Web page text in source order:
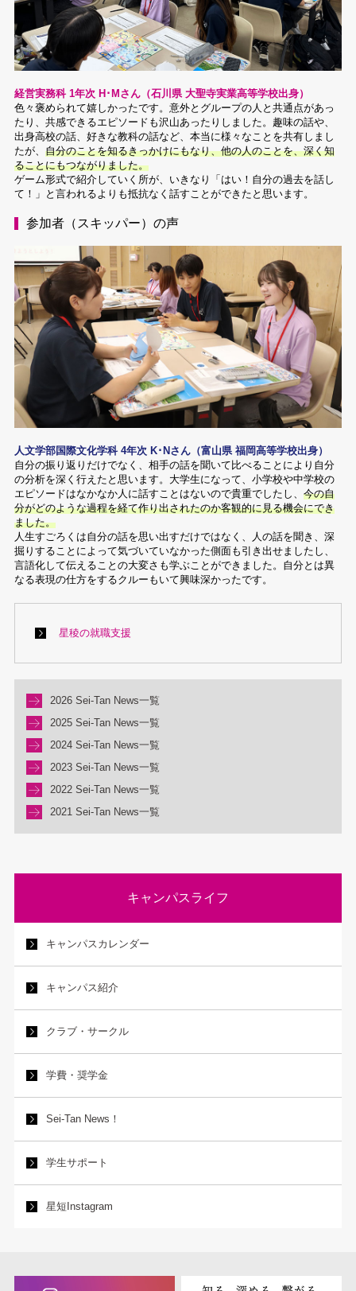
経営実務科 1年次 H･Mさん（石川県 大聖寺実業高等学校出身）
色々褒められて嬉しかったです。意外とグループの人と共通点があっ
たり、共感できるエピソードも沢山あったりしました。趣味の話や、
出身高校の話、好きな教科の話など、本当に様々なことを共有しまし
たが、 自分のことを知るきっかけにもなり、他の人のことを、深く知
ることにもつながりました。
ゲーム形式で紹介していく所が、いきなり「はい！自分の過去を話し
て！」と言われるよりも抵抗なく話すことができたと思います。
参加者（スキッパー）の声
人文学部国際文化学科 4年次 K･Nさん（富山県 福岡高等学校出身）
自分の振り返りだけでなく、相手の話を聞いて比べることにより自分
の分析を深く行えたと思います。大学生になって、小学校や中学校の
エピソードはなかなか人に話すことはないので貴重でしたし、 今の自
分がどのような過程を経て作り出されたのか客観的に見る機会にでき
ました。
人生すごろくは自分の話を思い出すだけではなく、人の話を聞き、深
掘りすることによって気づいていなかった側面も引き出せましたし、
言語化して伝えることの大変さも学ぶことができました。自分とは異
なる表現の仕方をするクルーもいて興味深かったです。
星稜の就職支援
2026 Sei-Tan News一覧
2025 Sei-Tan News一覧
2024 Sei-Tan News一覧
2023 Sei-Tan News一覧
2022 Sei-Tan News一覧
2021 Sei-Tan News一覧
キャンパスライフ
キャンパスカレンダー
キャンパス紹介
クラブ・サークル
学費・奨学金
Sei-Tan News！
学生サポート
星短Instagram